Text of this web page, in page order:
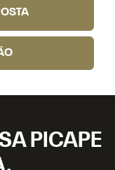
PICAPE